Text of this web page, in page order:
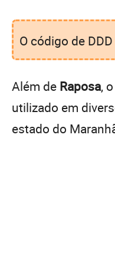
O código de
Além de Raposa,
utilizado em
estado do